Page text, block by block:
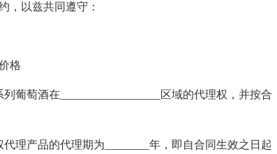
，以兹共同遵守：
格
萄酒在__________________区域的代理权，并按合
产品的代理期为________年，即自合同生效之日起